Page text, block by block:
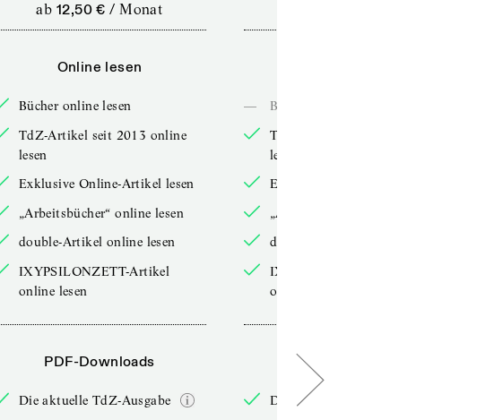
ab 12,50 € /Monat
Online lesen
Bücher online lesen
TdZ-Artikel seit 2013 online
lesen
Exklusive Online-Artikel lesen
„Arbeitsbücher“ online lesen
double-Artikel online lesen
IXYPSILONZETT-Artikel
online lesen
PDF-Downloads
Die aktuelle TdZ-Ausgabe
—
Bücher online lesen
TdZ-Artikel seit 2013 online
lesen
Exklusive Online-Artikel lesen
„Arbeitsbücher“ online lesen
double-Artikel online lesen
IXYPSILONZETT-Artikel
online lesen
PDF-Downloads
Die aktuelle TdZ-Ausgabe